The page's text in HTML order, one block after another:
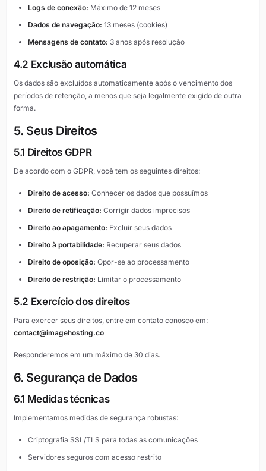
Logs de conexão: Máximo de 12 meses
Dados de navegação: 13 meses (cookies)
Mensagens de contato: 3 anos após resolução
4.2 Exclusão automática
Os dados são excluídos automaticamente após o vencimento dos
períodos de retenção, a menos que seja legalmente exigido de outra
forma.
5. Seus Direitos
5.1 Direitos GDPR
De acordo com o GDPR, você tem os seguintes direitos:
Direito de acesso: Conhecer os dados que possuímos
Direito de retificação: Corrigir dados imprecisos
Direito ao apagamento: Excluir seus dados
Direito à portabilidade: Recuperar seus dados
Direito de oposição: Opor-se ao processamento
Direito de restrição: Limitar o processamento
5.2 Exercício dos direitos
Para exercer seus direitos, entre em contato conosco em:
contact@imagehosting.co
Responderemos em um máximo de 30 dias.
6. Segurança de Dados
6.1 Medidas técnicas
Implementamos medidas de segurança robustas:
Criptografia SSL/TLS para todas as comunicações
Servidores seguros com acesso restrito